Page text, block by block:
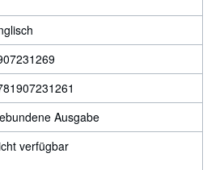
Ausgabe
verfügbar